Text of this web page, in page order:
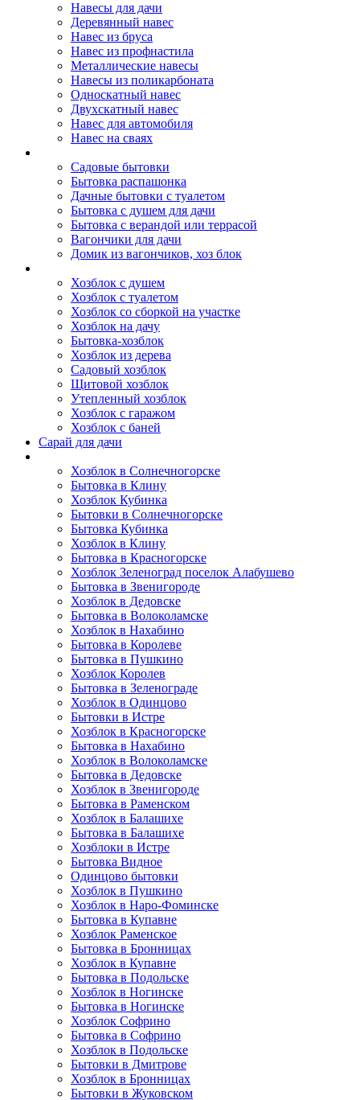
Навесы для дачи
Деревянный навес
Навес из бруса
Навес из профнастила
Металлические навесы
Навесы из поликарбоната
Односкатный навес
Двухскатный навес
Навес для автомобиля
Навес на сваях
Садовые бытовки
Бытовка распашонка
Дачные бытовки с туалетом
Бытовка с душем для дачи
Бытовка с верандой или террасой
Вагончики для дачи
Домик из вагончиков, хоз блок
Хозблок с душем
Хозблок с туалетом
Хозблок со сборкой на участке
Хозблок на дачу
Бытовка-хозблок
Хозблок из дерева
Садовый хозблок
Щитовой хозблок
Утепленный хозблок
Хозблок с гаражом
Хозблок с баней
Сарай для дачи
Хозблок в Солнечногорске
Бытовка в Клину
Хозблок Кубинка
Бытовки в Солнечногорске
Бытовка Кубинка
Хозблок в Клину
Бытовка в Красногорске
Хозблок Зеленоград поселок Алабушево
Бытовка в Звенигороде
Хозблок в Дедовске
Бытовка в Волоколамске
Хозблок в Нахабино
Бытовка в Королеве
Бытовкa в Пушкино
Хозблок Королев
Бытовка в Зеленограде
Хозблок в Одинцово
Бытовки в Истре
Хозблок в Красногорске
Бытовка в Нахабино
Хозблок в Волоколамске
Бытовкa в Дедовске
Хозблок в Звенигороде
Бытовка в Раменском
Хозблок в Балашихе
Бытовкa в Балашихе
Хозблоки в Истре
Бытовка Видное
Одинцово бытовки
Хозблок в Пушкино
Хозблок в Наро-Фоминске
Бытовка в Купавне
Хозблок Раменское
Бытовка в Бронницах
Хозблок в Купавне
Бытовка в Подольске
Хозблок в Ногинске
Бытовка в Ногинске
Хозблок Софрино
Бытовка в Софрино
Хозблок в Подольске
Бытовки в Дмитрове
Хозблок в Бронницах
Бытовки в Жуковском